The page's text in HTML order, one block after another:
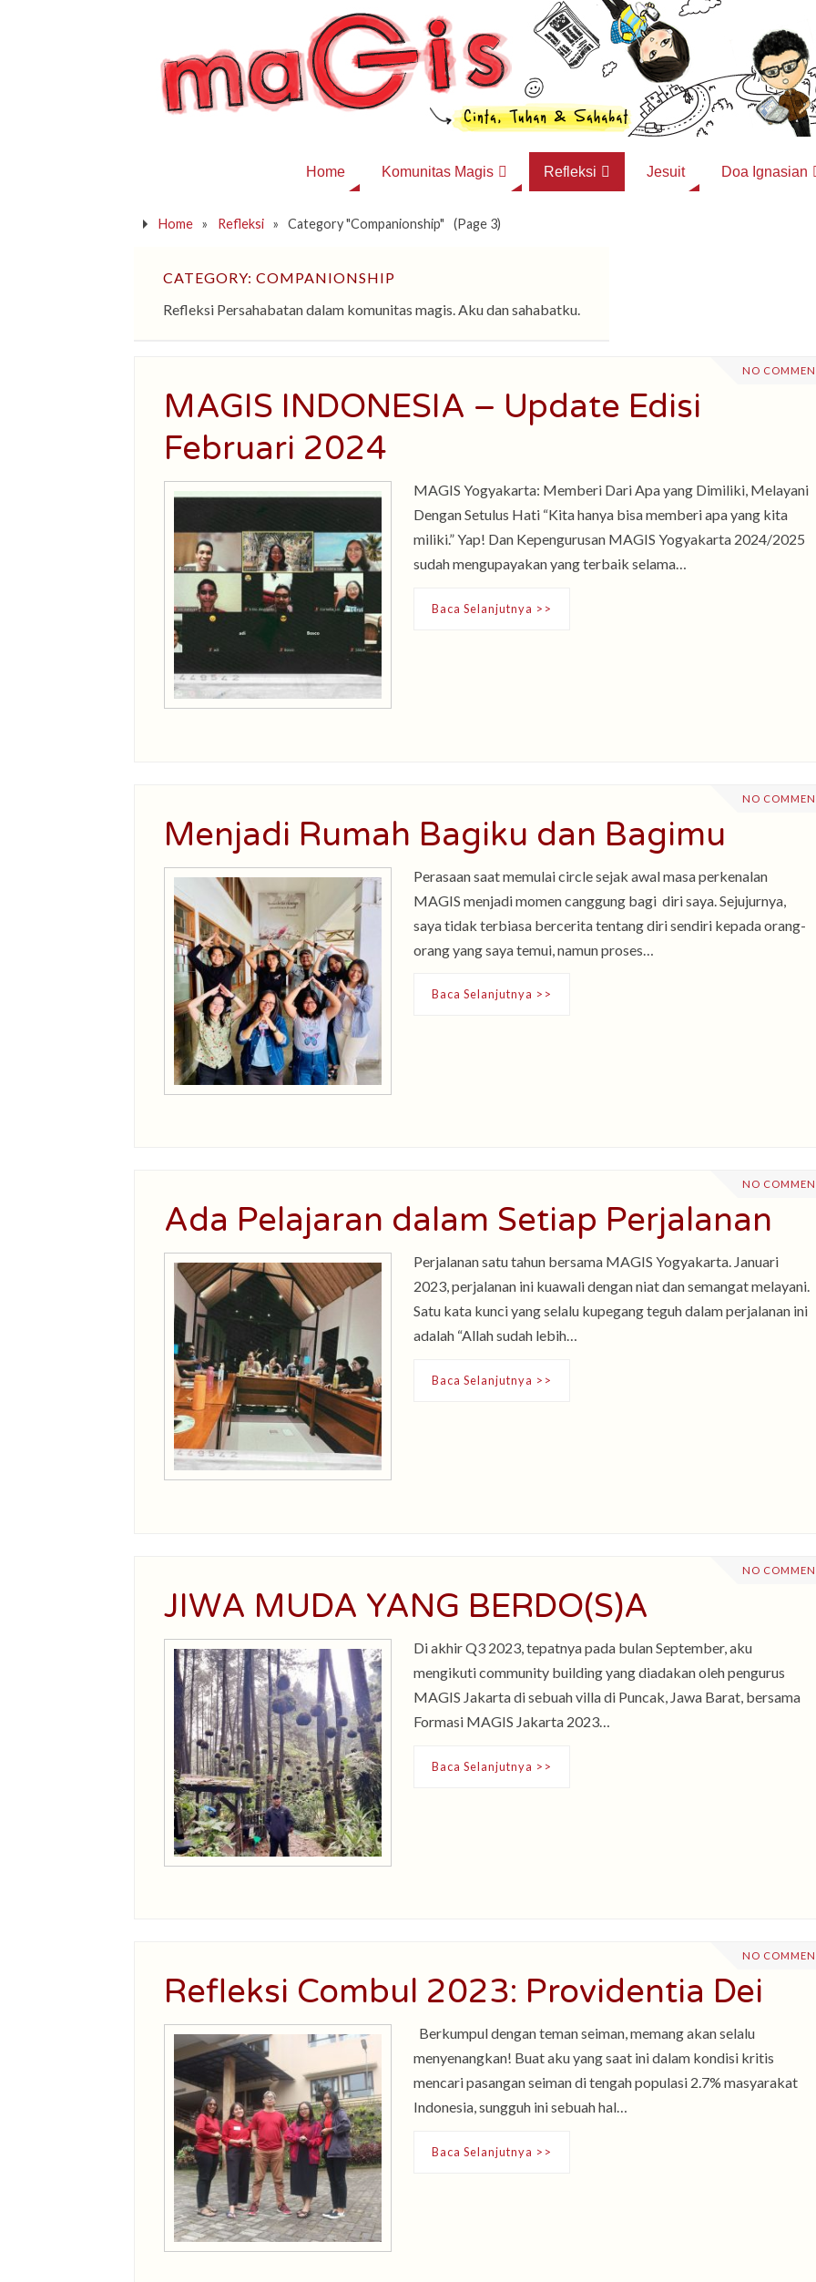
Home Komunitas Magis Refleksi Jesuit Doa Ignasian
Home » Refleksi » Category "Companionship" (Page 3)
CATEGORY: COMPANIONSHIP
Refleksi Persahabatan dalam komunitas magis. Aku dan sahabatku.
NO
MAGIS INDONESIA – Update Edisi
Februari 2024
MAGIS Yogyakarta: Memberi Dari Apa yang Dimiliki, Melayani
Dengan Setulus Hati “Kita hanya bisa memberi apa yang kita
miliki.” Yap! Dan Kepengurusan MAGIS Yogyakarta 2024/2025
sudah mengupayakan yang terbaik selama…
Baca Selanjutnya >>
NO
Menjadi Rumah Bagiku dan Bagimu
Perasaan saat memulai circle sejak awal masa perkenalan
MAGIS menjadi momen canggung bagi diri saya. Sejujurnya,
saya tidak terbiasa bercerita tentang diri sendiri kepada orang-
orang yang saya temui, namun proses…
Baca Selanjutnya >>
NO
Ada Pelajaran dalam Setiap Perjalanan
Perjalanan satu tahun bersama MAGIS Yogyakarta. Januari
2023, perjalanan ini kuawali dengan niat dan semangat melayani.
Satu kata kunci yang selalu kupegang teguh dalam perjalanan ini
adalah “Allah sudah lebih…
Baca Selanjutnya >>
NO
JIWA MUDA YANG BERDO(S)A
Di akhir Q3 2023, tepatnya pada bulan September, aku
mengikuti community building yang diadakan oleh pengurus
MAGIS Jakarta di sebuah villa di Puncak, Jawa Barat, bersama
Formasi MAGIS Jakarta 2023…
Baca Selanjutnya >>
NO
Refleksi Combul 2023: Providentia Dei
Berkumpul dengan teman seiman, memang akan selalu
menyenangkan! Buat aku yang saat ini dalam kondisi kritis
mencari pasangan seiman di tengah populasi 2.7% masyarakat
Indonesia, sungguh ini sebuah hal…
Baca Selanjutnya >>